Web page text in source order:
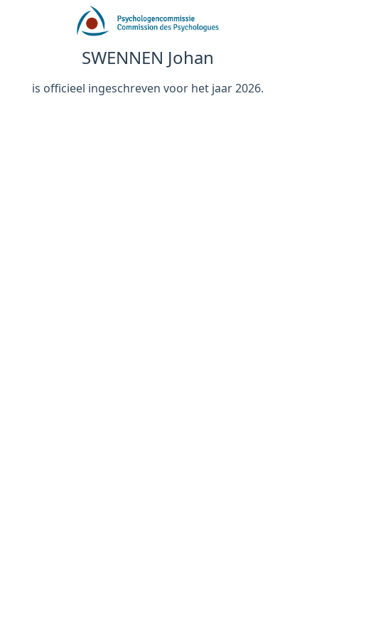
SWENNEN Johan
is officieel ingeschreven voor het jaar 2026.